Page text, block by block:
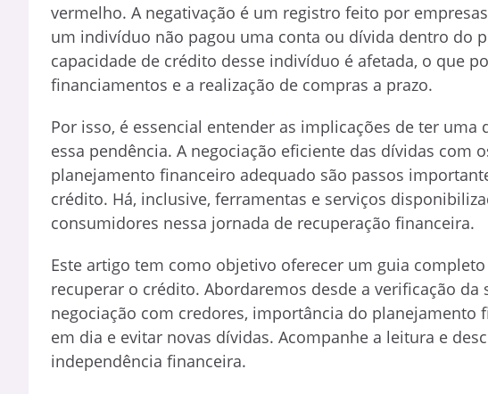
vermelho. A negativação é um registro feito por
um indivíduo não pagou uma conta ou dívida dentro do
capacidade de crédito desse indivíduo é afetada, o que
financiamentos e a realização de compras a prazo.
Por isso, é essencial entender as implicações de ter
essa pendência. A negociação eficiente das dívidas com
planejamento financeiro adequado são passos
crédito. Há, inclusive, ferramentas e serviços
consumidores nessa jornada de recuperação financeira.
Este artigo tem como objetivo oferecer um guia
recuperar o crédito. Abordaremos desde a verificação
negociação com credores, importância do planejamento
em dia e evitar novas dívidas. Acompanhe a leitura e
independência financeira.